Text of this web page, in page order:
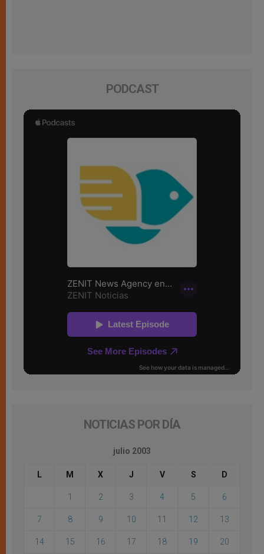
PODCAST
NOTICIAS POR DÍA
julio 2003
L M X J V S D
1 2 3 4 5 6
7 8 9 10 11 12 13
14 15 16 17 18 19 20